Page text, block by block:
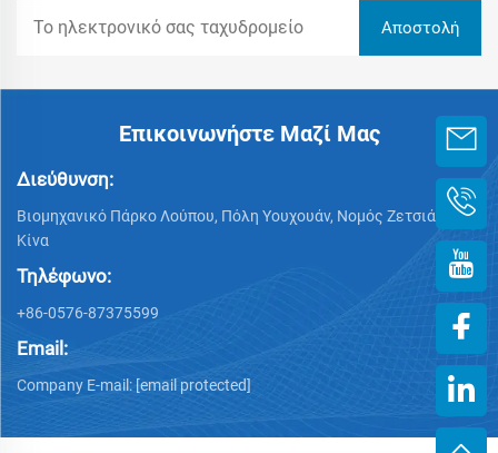
Επικοινωνήστε Μαζί Μας
Διεύθυνση:
Βιομηχανικό Πάρκο Λούπου, Πόλη Υουχουάν, Νομός Ζετσιάνγκ,
Κίνα
Τηλέφωνο:
+86-0576-87375599
Email:
Company E-mail: [email protected]